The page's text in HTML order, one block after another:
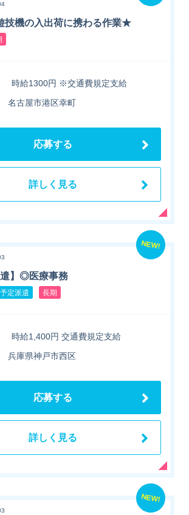
機の入出荷に携わる作業★
時給1300円 ※交通費規定支給
名古屋市港区幸町
応募する
詳しく見る
NEW!
遣】◎医療事務
定派遣 長期
時給1,400円 交通費規定支給
兵庫県神戸市西区
応募する
詳しく見る
NEW!